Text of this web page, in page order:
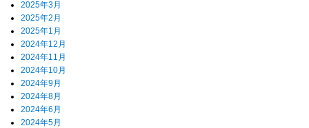
2025年3月
2025年2月
2025年1月
2024年12月
2024年11月
2024年10月
2024年9月
2024年8月
2024年6月
2024年5月